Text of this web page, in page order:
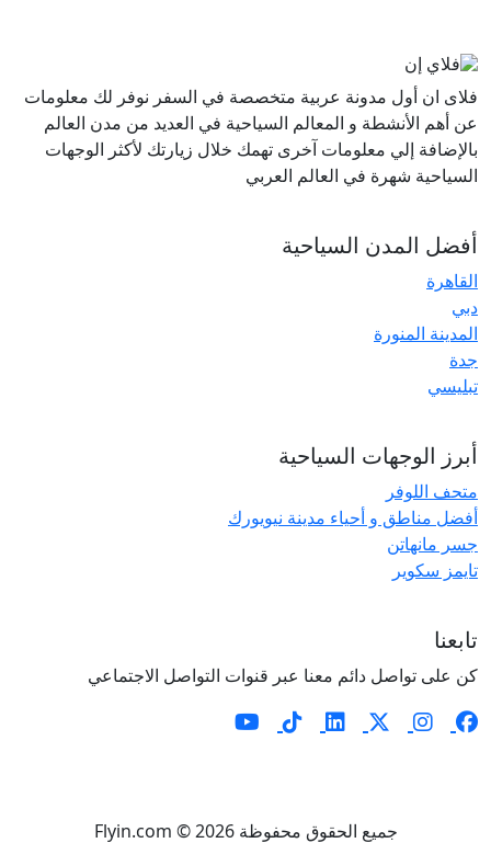
فلاى ان أول مدونة عربية متخصصة في السفر نوفر لك معلومات
عن أهم الأنشطة و المعالم السياحية في العديد من مدن العالم
بالإضافة إلي معلومات آخرى تهمك خلال زيارتك لأكثر الوجهات
السياحية شهرة في العالم العربي
أفضل المدن السياحية
القاهرة
دبي
المدينة المنورة
جدة
تبليسي
أبرز الوجهات السياحية
متحف اللوفر
أفضل مناطق و أحياء مدينة نيويورك
جسر مانهاتن
تايمز سكوير
تابعنا
كن على تواصل دائم معنا عبر قنوات التواصل الاجتماعي
جميع الحقوق محفوظة Flyin.com © 2026